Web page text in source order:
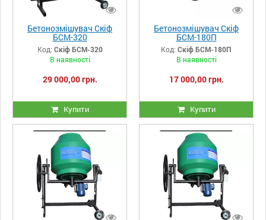
Бетонозмішувач Скіф
БСМ-320
Код: Скіф БСМ-320
В наявності
29 000,00 грн.
Купити
Бетонозмішувач Скіф
БСМ-180П
Код: Скіф БСМ-180П
В наявності
17 000,00 грн.
Купити